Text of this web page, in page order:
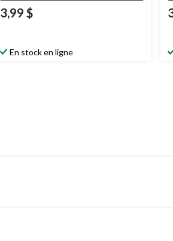
3,99 $
En stock en ligne